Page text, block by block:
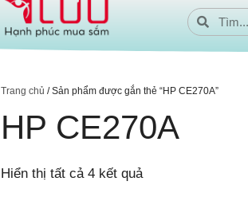
Trang chủ / Sản phẩm được gắn thẻ “HP CE270A”
HP CE270A
Hiển thị tất cả 4 kết quả